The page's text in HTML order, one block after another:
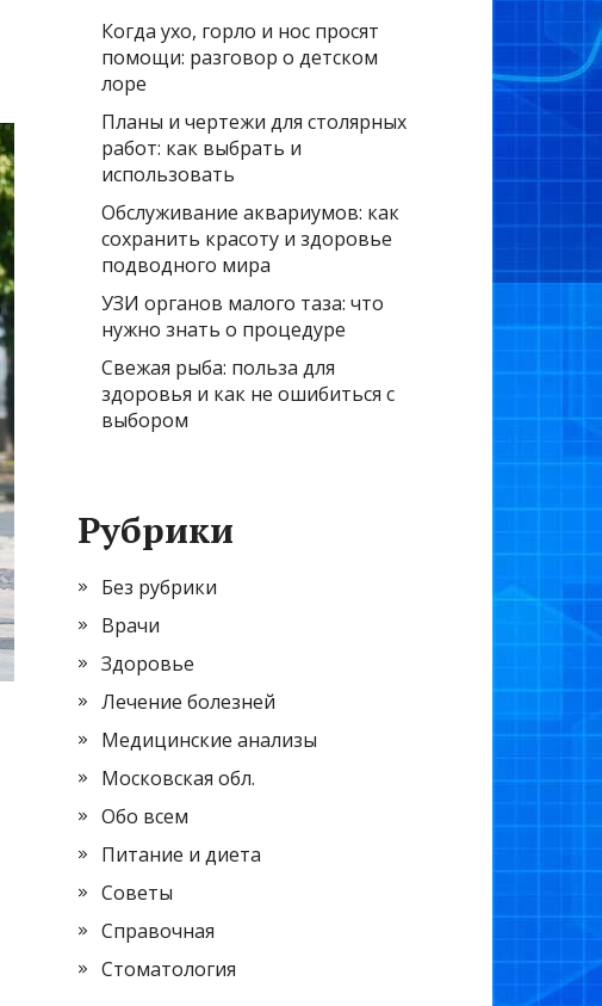
Когда ухо, горло и нос просят
помощи: разговор о детском
лоре
Планы и чертежи для столярных
работ: как выбрать и
использовать
Обслуживание аквариумов: как
сохранить красоту и здоровье
подводного мира
УЗИ органов малого таза: что
нужно знать о процедуре
Свежая рыба: польза для
здоровья и как не ошибиться с
выбором
Рубрики
Без рубрики
Врачи
Здоровье
Лечение болезней
Медицинские анализы
Московская обл.
Обо всем
Питание и диета
Советы
Справочная
Стоматология